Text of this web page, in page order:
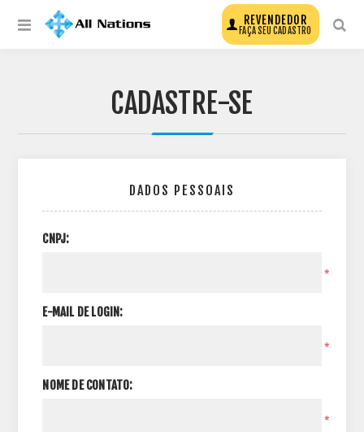
REVENDEDOR
FAÇA SEU CADASTRO
CADASTRE-SE
DADOS PESSOAIS
CNPJ:
*
E-MAIL DE LOGIN:
*
NOME DE CONTATO:
*